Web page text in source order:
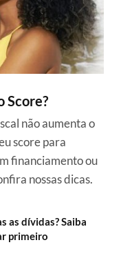
Score?
não aumenta o
score para
financiamento ou
nossas dicas.
as dívidas? Saiba
primeiro